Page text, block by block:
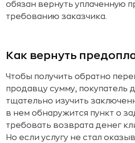
обязан вернуть уплаченную
требованию заказчика.
Как вернуть
Чтобы получить обратно
продавцу сумму, покупатель
тщательно изучить
в нем обнаружится пункт о
требовать возврата денег
Но если услугу не стал